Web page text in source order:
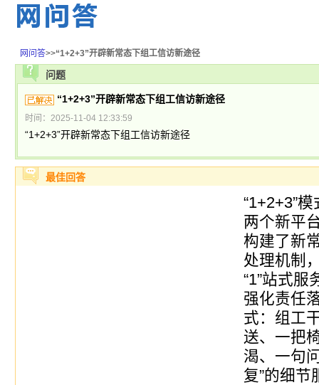
网问答>>“1+2+3”开辟新常态下组工信访新途径
问题
“1+2+3”开辟新常态下组工信访新途径
时间：2025-11-04 12:33:59
“1+2+3”开辟新常态下组工信访新途径
最佳回答
“1+2+3”
两个新平
构建了新
处理机制
“1”站式服
强化责任
式：组工
送、一把
渴、一句
复”的细节